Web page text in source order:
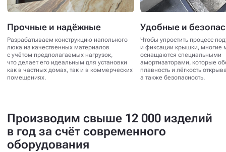
Прочные и надёжные
Разрабатываем конструкцию напольного
люка из качественных материалов
с учётом предполагаемых нагрузок,
что делает его идеальным для установки
как в частных домах, так и в коммерческих
помещениях.
Удобные и
Чтобы упростить процесс
и фиксации крышки, многие
оснащаются специальными
амортизаторами, которые
плавность и лёгкость
а также безопасность.
Производим свыше 12 000 изделий
в год за счёт современного
оборудования